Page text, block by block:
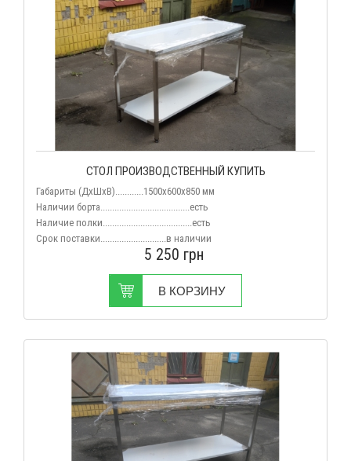
СТОЛ ПРОИЗВОДСТВЕННЫЙ КУПИТЬ
Габариты (ДхШхВ)............1500x600x850 мм
Наличии борта......................................есть
Наличие полки......................................есть
Срок поставки............................в наличии
5 250 грн
В КОРЗИНУ